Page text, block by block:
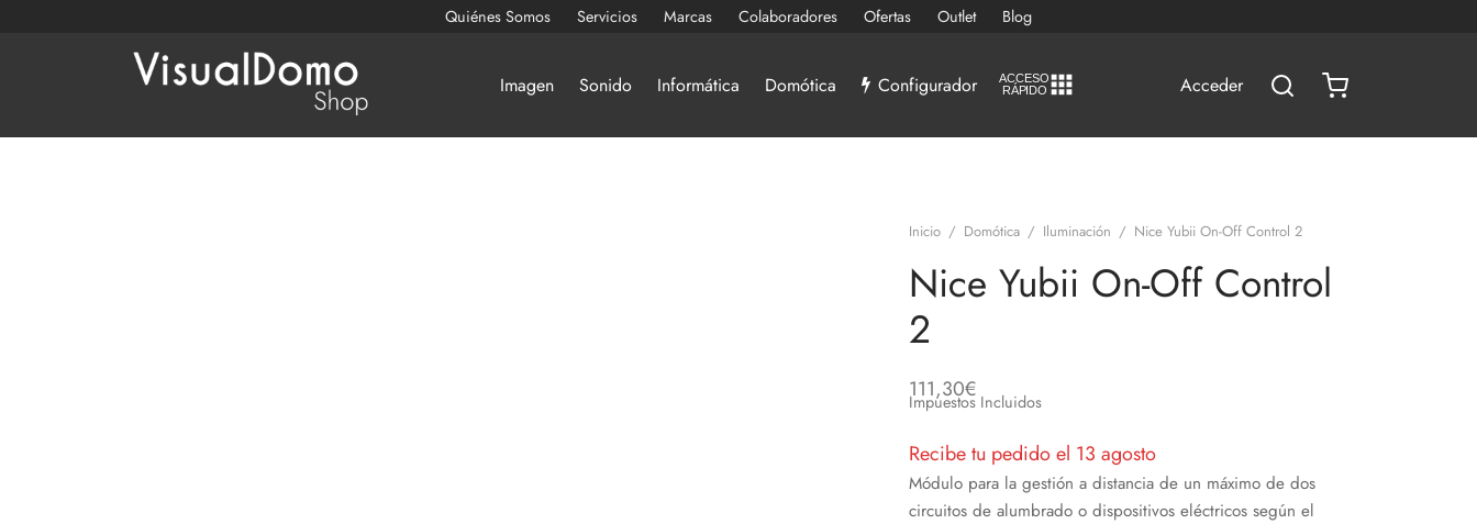
Quiénes Somos Servicios Marcas Colaboradores Ofertas Outlet Blog
Imagen Sonido Informática Domótica Configurador ACCESO
RÁPIDO Acceder
Inicio / Domótica / Iluminación / Nice Yubii On-Off Control 2
Nice Yubii On-Off Control
2
111,30€
Impuestos Incluidos
Recibe tu pedido el 13 agosto
Módulo para la gestión a distancia de un máximo de dos
circuitos de alumbrado o dispositivos eléctricos según el